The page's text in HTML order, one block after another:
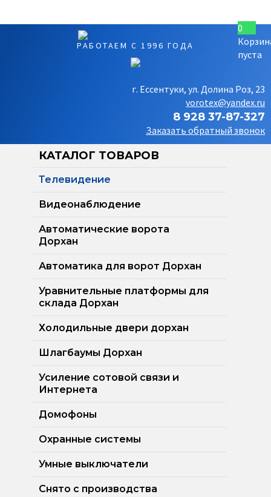
РАБОТАЕМ С 1996 ГОДА
г. Ессентуки, ул. Долина Роз, 23
vorotex@yandex.ru
8 928 37-87-327
Заказать обратный звонок
0
пуста
КАТАЛОГ ТОВАРОВ
Телевидение
Видеонаблюдение
Автоматические ворота
Дорхан
Автоматика для ворот Дорхан
Уравнительные платформы для
склада Дорхан
Холодильные двери дорхан
Шлагбаумы Дорхан
Усиление сотовой связи и
Интернета
Домофоны
Охранные системы
Умные выключатели
Снято с производства